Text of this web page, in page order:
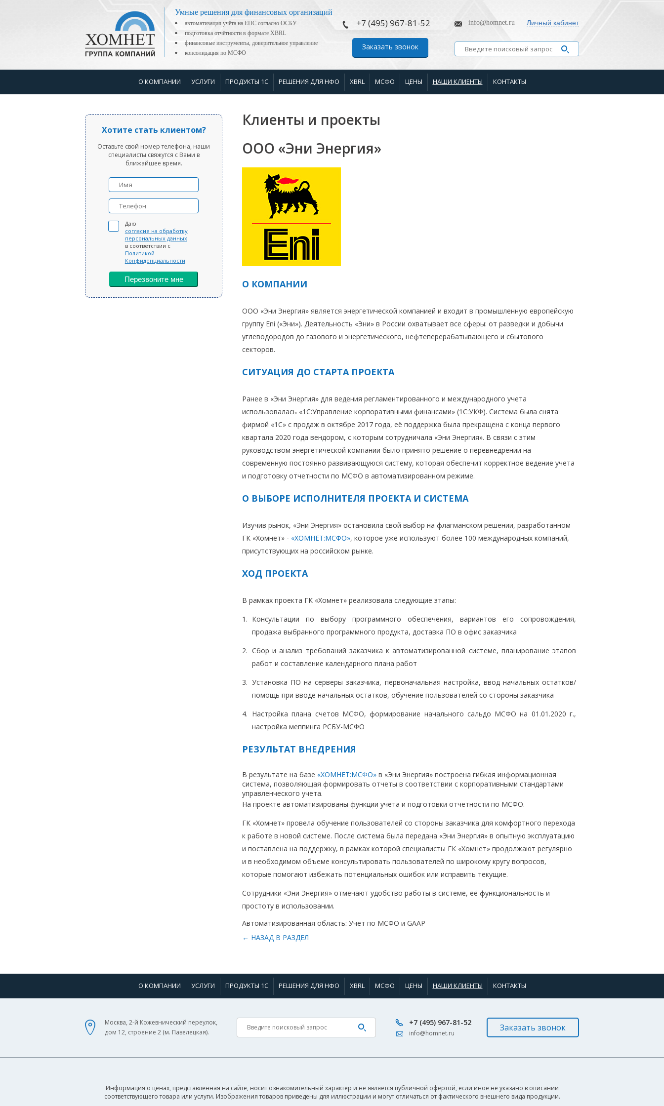
Умные решения для финансовых организаций
автоматизация учёта на ЕПС согласно ОСБУ
подготовка отчётности в формате XBRL
финансовые инструменты, доверительное управление
консолидация по МСФО
+7 (495) 967-81-52
Заказать звонок
info@homnet.ru Личный кабинет
О КОМПАНИИ УСЛУГИ ПРОДУКТЫ 1С РЕШЕНИЯ ДЛЯ НФО XBRL МСФО ЦЕНЫ НАШИ КЛИЕНТЫ КОНТАКТЫ
Хотите стать клиентом?
Оставьте свой номер телефона, наши
специалисты свяжутся с Вами в
ближайшее время.
Даю
согласие на обработку
персональных данных
в соответствии с
Политикой
Конфиденциальности
Перезвоните мне
Клиенты и проекты
ООО «Эни Энергия»
О КОМПАНИИ
ООО «Эни Энергия» является энергетической компанией и входит в промышленную европейскую
группу Eni («Эни»). Деятельность «Эни» в России охватывает все сферы: от разведки и добычи
углеводородов до газового и энергетического, нефтеперерабатывающего и сбытового
секторов.
СИТУАЦИЯ ДО СТАРТА ПРОЕКТА
Ранее в «Эни Энергия» для ведения регламентированного и международного учета
использовалась «1С:Управление корпоративными финансами» (1С:УКФ). Система была снята
фирмой «1С» с продаж в октябре 2017 года, её поддержка была прекращена с конца первого
квартала 2020 года вендором, с которым сотрудничала «Эни Энергия». В связи с этим
руководством энергетической компании было принято решение о перевнедрении на
современную постоянно развивающуюся систему, которая обеспечит корректное ведение учета
и подготовку отчетности по МСФО в автоматизированном режиме.
О ВЫБОРЕ ИСПОЛНИТЕЛЯ ПРОЕКТА И СИСТЕМА
Изучив рынок, «Эни Энергия» остановила свой выбор на флагманском решении, разработанном
ГК «Хомнет» - «ХОМНЕТ:МСФО», которое уже используют более 100 международных компаний,
присутствующих на российском рынке.
ХОД ПРОЕКТА
В рамках проекта ГК «Хомнет» реализовала следующие этапы:
Консультации по выбору программного обеспечения, вариантов его сопровождения,
продажа выбранного программного продукта, доставка ПО в офис заказчика
Сбор и анализ требований заказчика к автоматизированной системе, планирование этапов
работ и составление календарного плана работ
Установка ПО на серверы заказчика, первоначальная настройка, ввод начальных остатков/
помощь при вводе начальных остатков, обучение пользователей со стороны заказчика
Настройка плана счетов МСФО, формирование начального сальдо МСФО на 01.01.2020 г.,
настройка меппинга РСБУ-МСФО
РЕЗУЛЬТАТ ВНЕДРЕНИЯ
В результате на базе «ХОМНЕТ:МСФО» в «Эни Энергия» построена гибкая информационная
система, позволяющая формировать отчеты в соответствии с корпоративными стандартами
управленческого учета.
На проекте автоматизированы функции учета и подготовки отчетности по МСФО.
ГК «Хомнет» провела обучение пользователей со стороны заказчика для комфортного перехода
к работе в новой системе. После система была передана «Эни Энергия» в опытную эксплуатацию
и поставлена на поддержку, в рамках которой специалисты ГК «Хомнет» продолжают регулярно
и в необходимом объеме консультировать пользователей по широкому кругу вопросов,
которые помогают избежать потенциальных ошибок или исправить текущие.
Сотрудники «Эни Энергия» отмечают удобство работы в системе, её функциональность и
простоту в использовании.
Автоматизированная область: Учет по МСФО и GAAP
← НАЗАД В РАЗДЕЛ
О КОМПАНИИ УСЛУГИ ПРОДУКТЫ 1С РЕШЕНИЯ ДЛЯ НФО XBRL МСФО ЦЕНЫ НАШИ КЛИЕНТЫ КОНТАКТЫ
Москва, 2-й Кожевнический переулок,
дом 12, строение 2 (м. Павелецкая).
+7 (495) 967-81-52
info@homnet.ru
Заказать звонок
Информация о ценах, представленная на сайте, носит ознакомительный характер и не является публичной офертой, если иное не указано в описании
соответствующего товара или услуги. Изображения товаров приведены для иллюстрации и могут отличаться от фактического внешнего вида продукции.